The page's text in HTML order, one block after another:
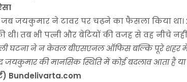
जयकुमार ने टावर पर चढ़ने का फैसला किया था।
तब भी पत्नी और बेटियों की वजह से वह नीचे नहीं
घटना ने न केवल बीएसएनल ऑफिस बल्कि पूरे शहर में
जयकुमार की मानसिक स्थिति में कोई बदलाव आता है या
Bundelivarta.com